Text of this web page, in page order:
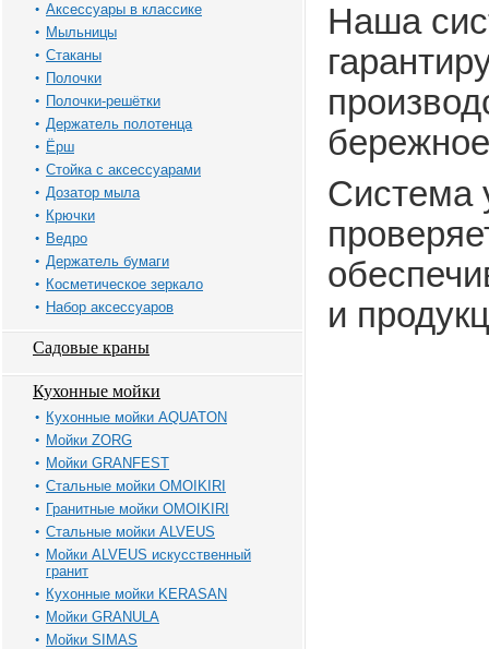
Аксессуары в классике
Мыльницы
Стаканы
Полочки
Полочки-решётки
Держатель полотенца
Ёрш
Стойка с аксессуарами
Дозатор мыла
Крючки
Ведро
Держатель бумаги
Косметическое зеркало
Набор аксессуаров
Садовые краны
Кухонные мойки
Кухонные мойки AQUATON
Мойки ZORG
Мойки GRANFEST
Стальные мойки OMOIKIRI
Гранитные мойки OMOIKIRI
Стальные мойки ALVEUS
Мойки ALVEUS искусственный
гранит
Кухонные мойки KERASAN
Мойки GRANULA
Мойки SIMAS
Наша
Система
и